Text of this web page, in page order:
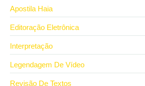
Apostila Haia
Editoração Eletrônica
Interpretação
Legendagem De Vídeo
Revisão De Textos